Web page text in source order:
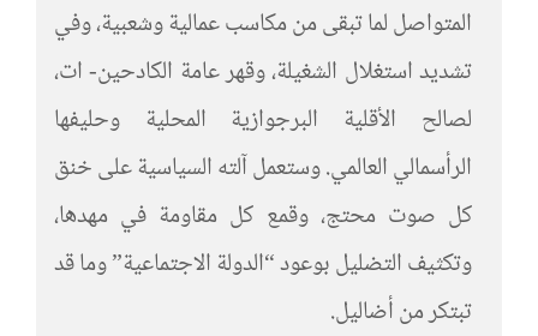
المتواصل لما تبقى من مكاسب عمالية وشعبية، وفي
تشديد استغلال الشغيلة، وقهر عامة الكادحين- ات،
لصالح الأقلية البرجوازية المحلية وحليفها
الرأسمالي العالمي. وستعمل آلته السياسية على خنق
كل صوت محتج، وقمع كل مقاومة في مهدها،
وتكثيف التضليل بوعود “الدولة الاجتماعية” وما قد
تبتكر من أضاليل.